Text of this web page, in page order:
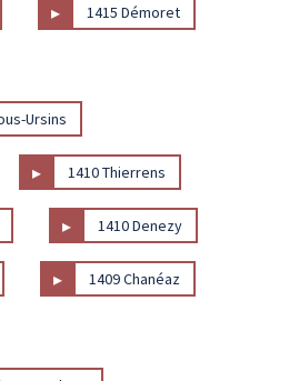
▸ 1415 Démoret
Ursins
▸ 1410 Thierrens
▸ 1410 Denezy
▸ 1409 Chanéaz